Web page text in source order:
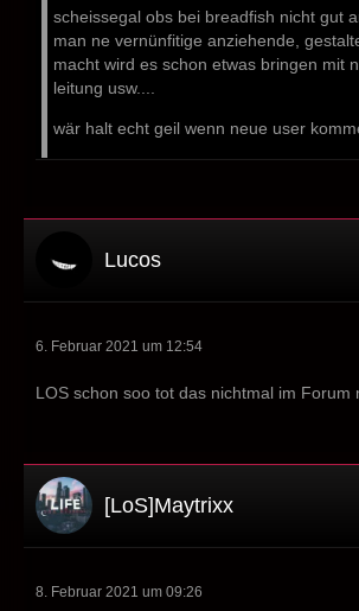
scheissegal obs bei breadfish nicht gut
man ne vernünfitige anziehende,
macht wird es schon etwas bringen mit
leitung usw....
wär halt echt geil wenn neue user
Lucos
6. Februar 2021 um 12:54
LOS schon soo tot das nichtmal im Forum
[LoS]Maytrixx
8. Februar 2021 um 09:26